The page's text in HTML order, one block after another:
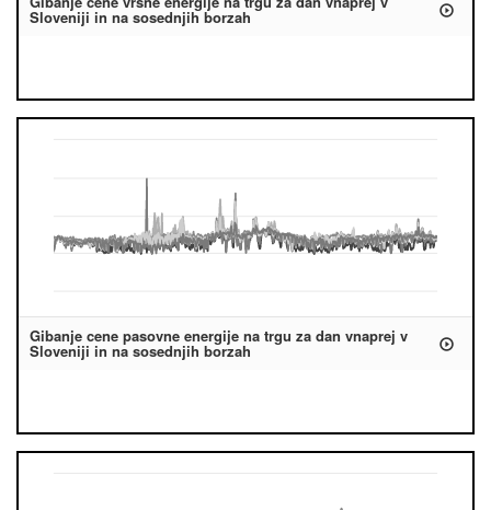
Sloveniji in na sosednjih borzah
Gibanje cene pasovne energije na trgu za dan vnaprej v
Sloveniji in na sosednjih borzah